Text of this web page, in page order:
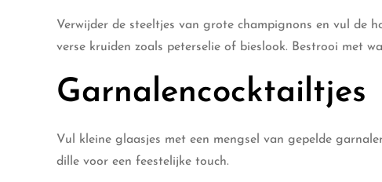
Verwijder de steeltjes van grote champignons en vul de
verse kruiden zoals peterselie of bieslook. Bestrooi met
Garnalencocktailtjes
Vul kleine glaasjes met een mengsel van gepelde
dille voor een feestelijke touch.